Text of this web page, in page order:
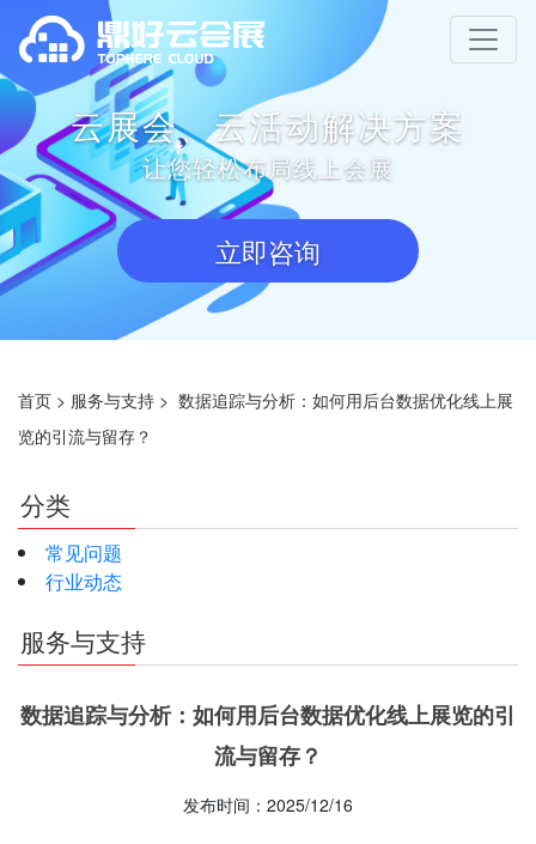
云展会、云活动解决方案
让您轻松布局线上会展
立即咨询
首页 > 服务与支持 > 数据追踪与分析：如何用后台数据优化线上展
览的引流与留存？
分类
常见问题
行业动态
服务与支持
数据追踪与分析：如何用后台数据优化线上展览的引
流与留存？
发布时间：2025/12/16